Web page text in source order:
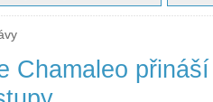
Chamaleo